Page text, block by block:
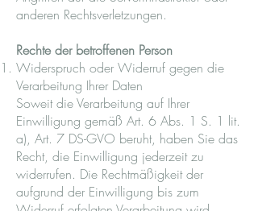
anderen Rechtsverletzungen.
Rechte der betroffenen Person
Widerspruch oder Widerruf gegen die
Verarbeitung Ihrer Daten
Soweit die Verarbeitung auf Ihrer
Einwilligung gemäß Art. 6 Abs. 1 S. 1 lit.
a), Art. 7 DS-GVO beruht, haben Sie das
Recht, die Einwilligung jederzeit zu
widerrufen. Die Rechtmäßigkeit der
aufgrund der Einwilligung bis zum